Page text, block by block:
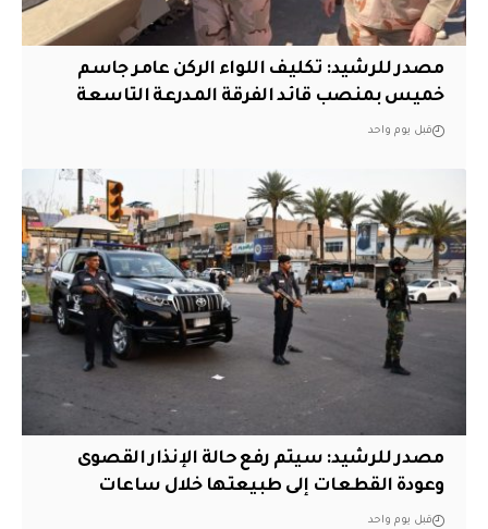
مصدر للرشيد: تكليف اللواء الركن عامر جاسم
خميس بمنصب قائد الفرقة المدرعة التاسعة
قبل يوم واحد
مصدر للرشيد: سيتم رفع حالة الإنذار القصوى
وعودة القطعات إلى طبيعتها خلال ساعات
قبل يوم واحد